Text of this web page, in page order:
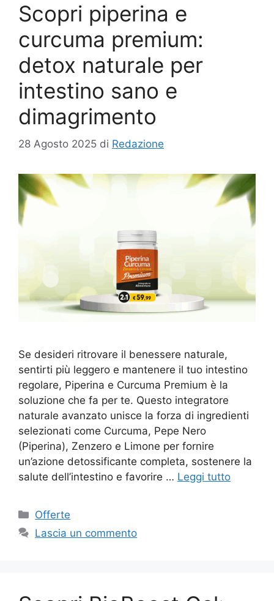
Scopri piperina e
curcuma premium:
detox naturale per
intestino sano e
dimagrimento
28 Agosto 2025 di Redazione
Se desideri ritrovare il benessere naturale,
sentirti più leggero e mantenere il tuo intestino
regolare, Piperina e Curcuma Premium è la
soluzione che fa per te. Questo integratore
naturale avanzato unisce la forza di ingredienti
selezionati come Curcuma, Pepe Nero
(Piperina), Zenzero e Limone per fornire
un’azione detossificante completa, sostenere la
salute dell’intestino e favorire … Leggi tutto
Categorie
Offerte
Lascia un commento